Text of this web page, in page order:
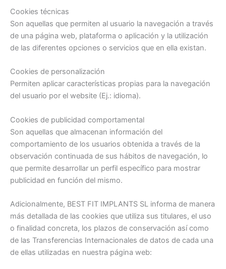
Cookies técnicas
Son aquellas que permiten al usuario la navegación a través
de una página web, plataforma o aplicación y la utilización
de las diferentes opciones o servicios que en ella existan.
Cookies de personalización
Permiten aplicar características propias para la navegación
del usuario por el website (Ej.: idioma).
Cookies de publicidad comportamental
Son aquellas que almacenan información del
comportamiento de los usuarios obtenida a través de la
observación continuada de sus hábitos de navegación, lo
que permite desarrollar un perfil específico para mostrar
publicidad en función del mismo.
Adicionalmente, BEST FIT IMPLANTS SL informa de manera
más detallada de las cookies que utiliza sus titulares, el uso
o finalidad concreta, los plazos de conservación así como
de las Transferencias Internacionales de datos de cada una
de ellas utilizadas en nuestra página web: